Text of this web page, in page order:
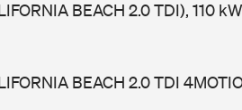
BEACH 2.0 TDI), 110
BEACH 2.0 TDI